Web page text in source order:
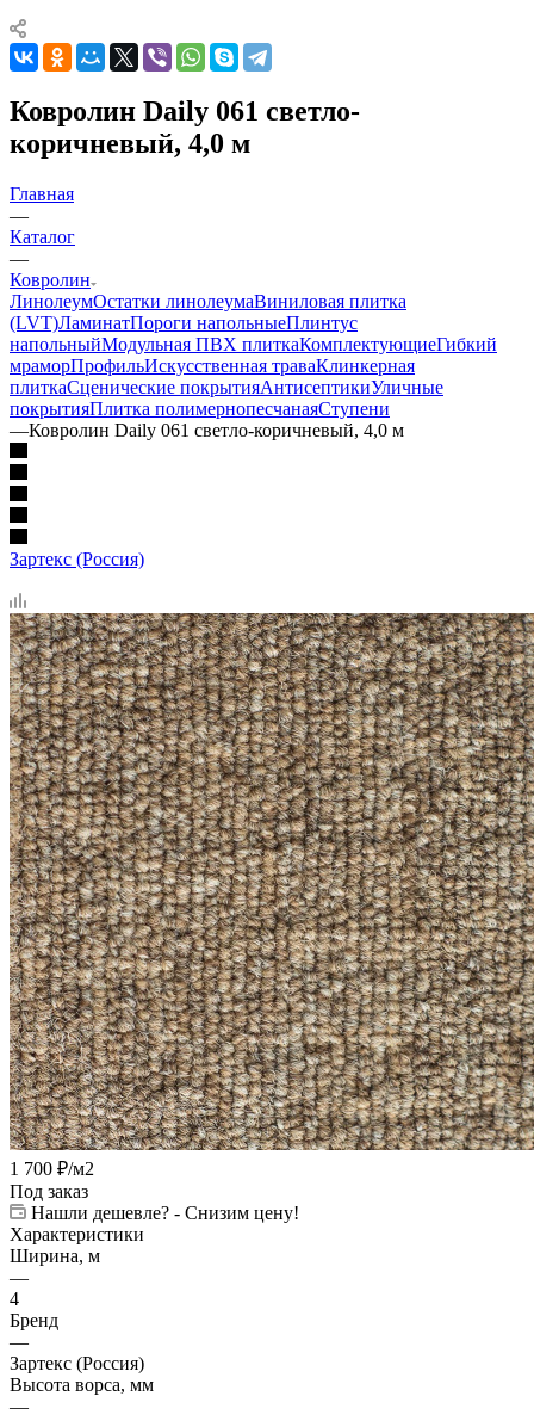
Ковролин Daily 061 светло-
коричневый, 4,0 м
Главная
—
Каталог
—
Ковролин
ЛинолеумОстатки линолеумаВиниловая плитка
(LVT)ЛаминатПороги напольныеПлинтус
напольныйМодульная ПВХ плиткаКомплектующиеГибкий
мраморПрофильИскусственная траваКлинкерная
плиткаСценические покрытияАнтисептикиУличные
покрытияПлитка полимернопесчанаяСтупени
—Ковролин Daily 061 светло-коричневый, 4,0 м
Зартекс (Россия)
1 700 ₽/м2
Под заказ
Нашли дешевле? - Снизим цену!
Характеристики
Ширина, м
—
4
Бренд
—
Зартекс (Россия)
Высота ворса, мм
—